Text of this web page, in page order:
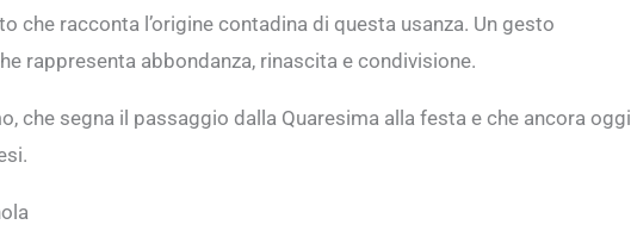
che racconta l’origine contadina di questa usanza. Un gesto
rappresenta abbondanza, rinascita e condivisione.
che segna il passaggio dalla Quaresima alla festa e che ancora oggi